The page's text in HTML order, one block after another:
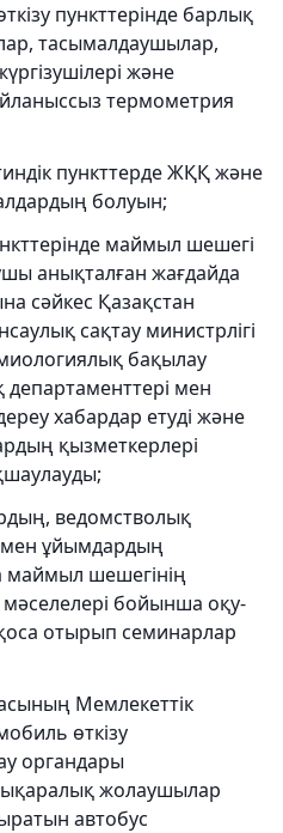
пункттерінде барлық
тасымалдаушылар,
және
термометрия
пункттерде ЖҚҚ және
болуын;
маймыл шешегі
анықталған жағдайда
сәйкес Қазақстан
сақтау министрлігі
бақылау
департаменттері мен
хабардар етуді және
қызметкерлері
ведомстволық
ұйымдардың
шешегінің
мәселелері бойынша оқу-
отырып семинарлар
Мемлекеттік
өткізу
органдары
жолаушылар
автобус